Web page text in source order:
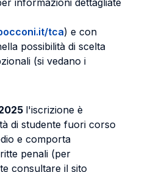
informazioni dettagliate
tca) e con
possibilità di scelta
(si vedano i
l'iscrizione è
di studente fuori corso
e comporta
penali (per
consultare il sito